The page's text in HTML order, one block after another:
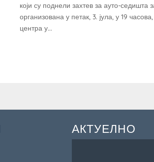
који су поднели захтев за ауто-седишта
организована у петак, 3. јула, у 19
центра у...
АКТУЕЛНО